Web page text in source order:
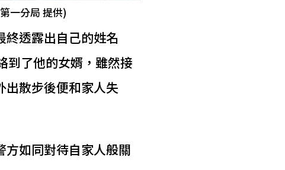
一分局 提供)
透露出自己的姓名
了他的女婿，雖然接
出散步後便和家人失
方如同對待自家人般關